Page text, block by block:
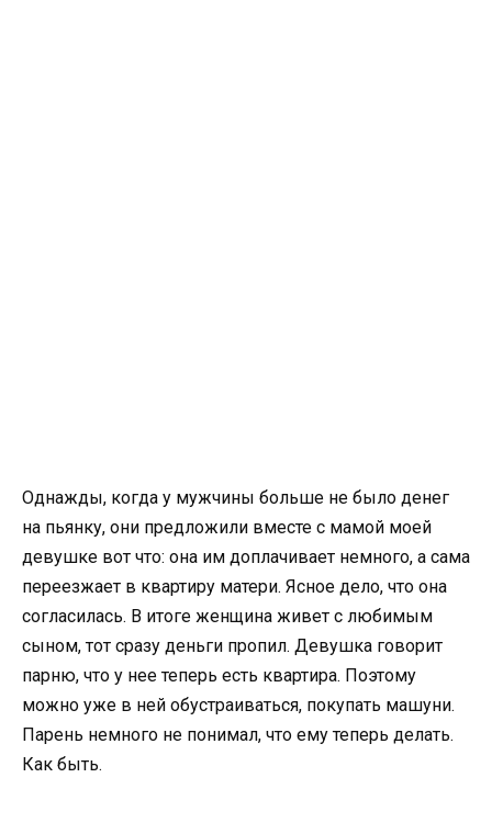
Однажды, когда у мужчины больше не было денег
на пьянку, они предложили вместе с мамой моей
девушке вот что: она им доплачивает немного, а сама
переезжает в квартиру матери. Ясное дело, что она
согласилась. В итоге женщина живет с любимым
сыном, тот сразу деньги пропил. Девушка говорит
парню, что у нее теперь есть квартира. Поэтому
можно уже в ней обустраиваться, покупать машуни.
Парень немного не понимал, что ему теперь делать.
Как быть.